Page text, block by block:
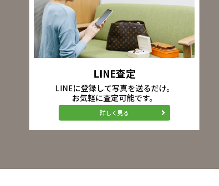
LINE査定
LINEに登録して写真を送るだけ。
お気軽に査定可能です。
詳しく見る